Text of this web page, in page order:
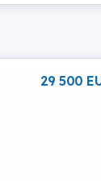
29 500